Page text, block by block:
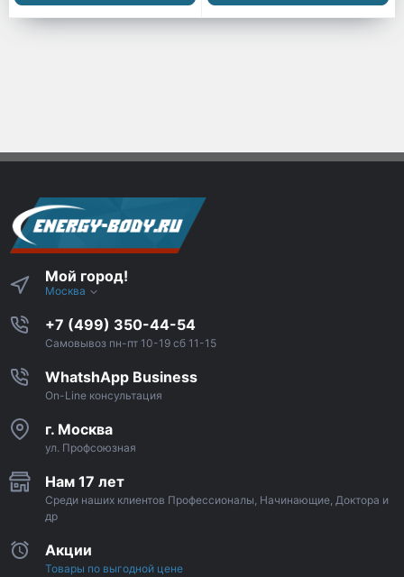
Мой город!
Москва
+7 (499) 350-44-54
Самовывоз пн-пт 10-19 сб 11-15
WhatshApp Business
On-Line консультация
г. Москва
ул. Профсоюзная
Нам 17 лет
Среди наших клиентов Профессионалы, Начинающие, Доктора и
др
Акции
Товары по выгодной цене